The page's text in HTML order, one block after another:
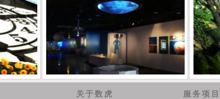
关于数虎 服务项目